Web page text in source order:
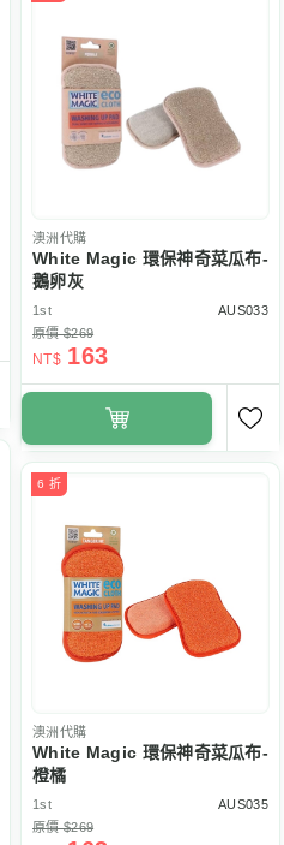
澳洲代購
White Magic 環保神奇菜瓜布-
鵝卵灰
1st
AUS033
原價 $269
NT$ 163
6 折
澳洲代購
White Magic 環保神奇菜瓜布-
橙橘
1st
AUS035
原價 $269